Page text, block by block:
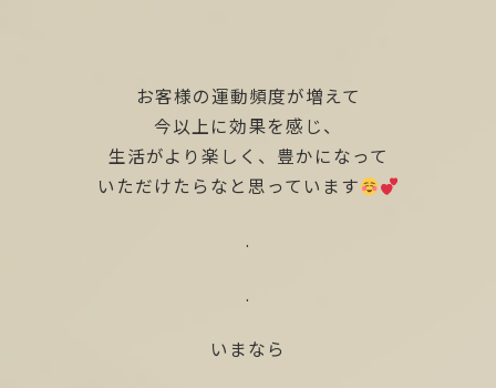
お客様の運動頻度が増えて
今以上に効果を感じ、
生活がより楽しく、豊かになって
いただけたらなと思っています
.
.
いまなら